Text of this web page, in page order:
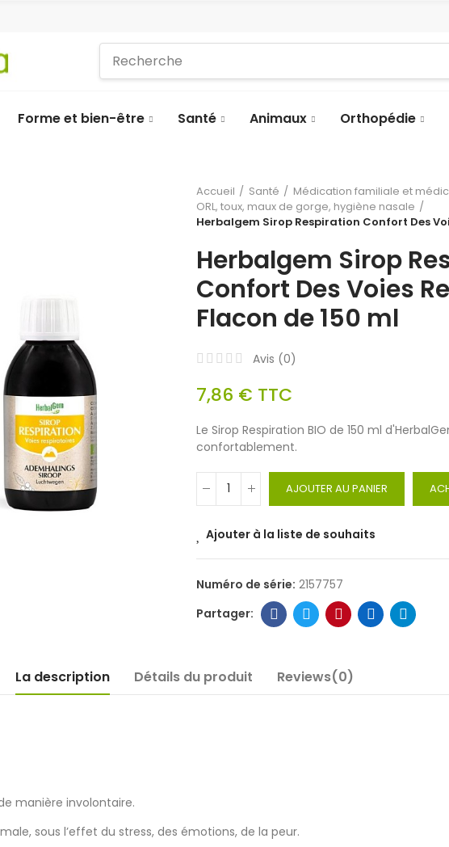
Forme et bien-être Santé Animaux Orthopédie
Accueil Santé
Médication familiale et
ORL, toux, maux de gorge, hygiène nasale
Herbalgem Sirop Respiration Confort Des
Herbalgem Sirop
Confort Des Voies
Flacon de 150 ml
Avis (0)
7,86 € TTC
Le Sirop Respiration BIO de 150 ml
confortablement.
AJOUTER AU PANIER
Ajouter à la liste de souhaits
Numéro de série: 2157757
La description Détails du produit Reviews(0)
manière involontaire.
sous l’effet du stress, des émotions, de la peur.